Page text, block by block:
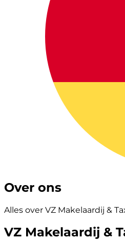
Over ons
Alles over VZ Makelaardij &
VZ Makelaardij &